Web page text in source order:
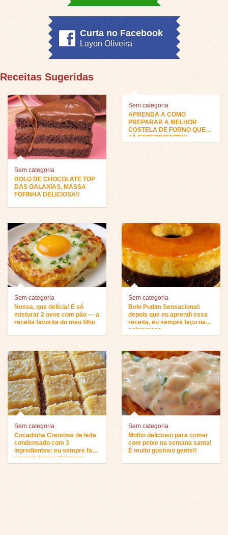
Curta no Facebook
Layon Oliveira
Receitas Sugeridas
Sem categoria
BOLO DE CHOCOLATE TOP
DAS GALAXIAS, MASSA
FOFINHA DELICIOSA!!
Sem categoria
APRENDA A COMO
PREPARAR A MELHOR
COSTELA DE FORNO QUE
JÁ EXPERIMENTEI!!
Sem categoria
Nossa, que delícia! É só
misturar 2 ovos com pão — a
receita favorita do meu filho
Sem categoria
Bolo Pudim Sensacional:
depois que eu aprendi essa
receita, eu sempre faço na
sobremesa…
Sem categoria
Cocadinha Cremosa de leite
condensado com 3
ingredientes: eu sempre faço
pra servir na sobremesa…
Sem categoria
Molho delicioso para comer
com peixe na semana santa!
É muito gostoso gente!!